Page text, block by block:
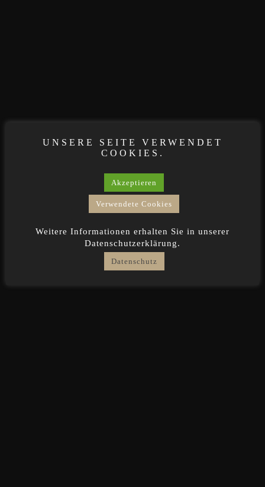
UNSERE SEITE VERWENDET
COOKIES.
Akzeptieren
Verwendete Cookies
Weitere Informationen erhalten Sie in unserer
Datenschutzerklärung.
Datenschutz